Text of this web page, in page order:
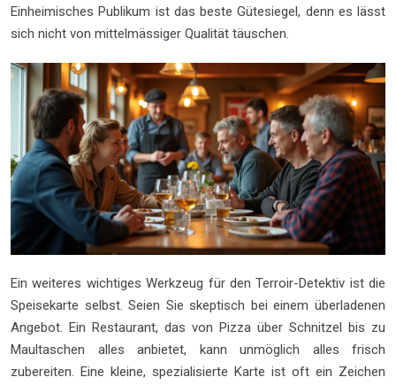
Einheimisches Publikum ist das beste Gütesiegel, denn es lässt
sich nicht von mittelmässiger Qualität täuschen.
Ein weiteres wichtiges Werkzeug für den Terroir-Detektiv ist die
Speisekarte selbst. Seien Sie skeptisch bei einem überladenen
Angebot. Ein Restaurant, das von Pizza über Schnitzel bis zu
Maultaschen alles anbietet, kann unmöglich alles frisch
zubereiten. Eine kleine, spezialisierte Karte ist oft ein Zeichen